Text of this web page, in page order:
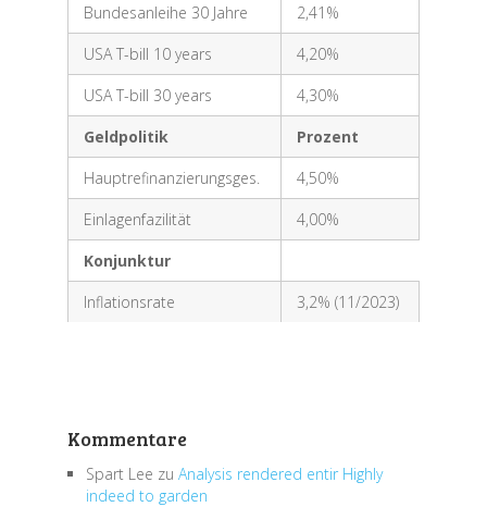
Bundesanleihe 30 Jahre
2,41%
USA T-bill 10 years
4,20%
USA T-bill 30 years
4,30%
Geldpolitik
Prozent
Hauptrefinanzierungsges.
4,50%
Einlagenfazilität
4,00%
Konjunktur
Inflationsrate
3,2% (11/2023)
Kommentare
Spart Lee zu Analysis rendered entir Highly
indeed to garden